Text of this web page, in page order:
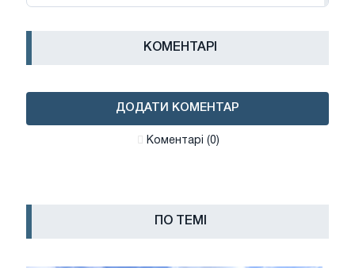
КОМЕНТАРІ
ДОДАТИ КОМЕНТАР
Коментарі (0)
ПО ТЕМІ